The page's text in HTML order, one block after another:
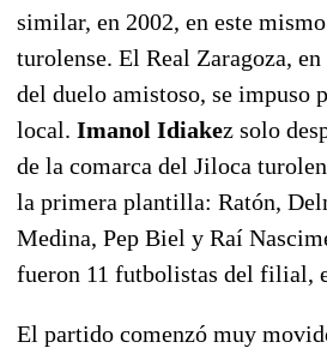
similar, en 2002, en este
turolense. El Real Zaragoza,
del duelo amistoso, se impuso
local. Imanol Idiakez solo
de la comarca del Jiloca
la primera plantilla: Ratón,
Medina, Pep Biel y Raí
fueron 11 futbolistas del filial,
El partido comenzó muy